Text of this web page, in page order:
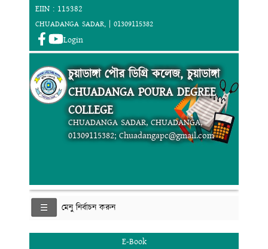
EIIN : 115382
CHUADANGA SADAR, | 01309115382
Login
চুয়াডাঙ্গা পৌর ডিগ্রি কলেজ, চুয়াডাঙ্গা
CHUADANGA POURA DEGREE
COLLEGE
CHUADANGA SADAR, CHUADANGA,
01309115382; Chuadangapc@gmail.com
মেনু নির্বাচন করুন
E-Book